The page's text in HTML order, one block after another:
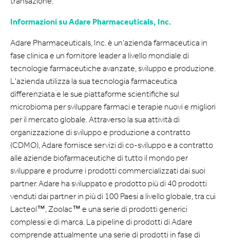
Informazioni su Adare Pharmaceuticals, Inc.
Adare Pharmaceuticals, Inc. è un'azienda farmaceutica in
fase clinica e un fornitore leader a livello mondiale di
tecnologie farmaceutiche avanzate, sviluppo e produzione.
L'azienda utilizza la sua tecnologia farmaceutica
differenziata e le sue piattaforme scientifiche sul
microbioma per sviluppare farmaci e terapie nuovi e migliori
per il mercato globale. Attraverso la sua attività di
organizzazione di sviluppo e produzione a contratto
(CDMO), Adare fornisce servizi di co-sviluppo e a contratto
alle aziende biofarmaceutiche di tutto il mondo per
sviluppare e produrre i prodotti commercializzati dai suoi
partner. Adare ha sviluppato e prodotto più di 40 prodotti
venduti dai partner in più di 100 Paesi a livello globale, tra cui
Lacteol™, Zoolac™ e una serie di prodotti generici
complessi e di marca. La pipeline di prodotti di Adare
comprende attualmente una serie di prodotti in fase di